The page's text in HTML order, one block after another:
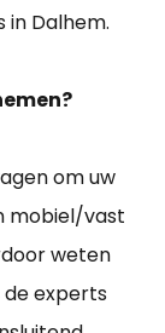
in Dalhem.
om uw
mobiel/vast
weten
de experts